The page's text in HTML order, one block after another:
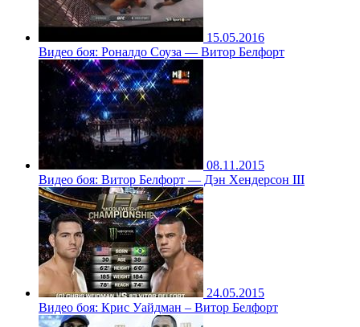
15.05.2016
Видео боя: Роналдо Соуза — Витор Белфорт
08.11.2015
Видео боя: Витор Белфорт — Дэн Хендерсон III
24.05.2015
Видео боя: Крис Уайдман – Витор Белфорт